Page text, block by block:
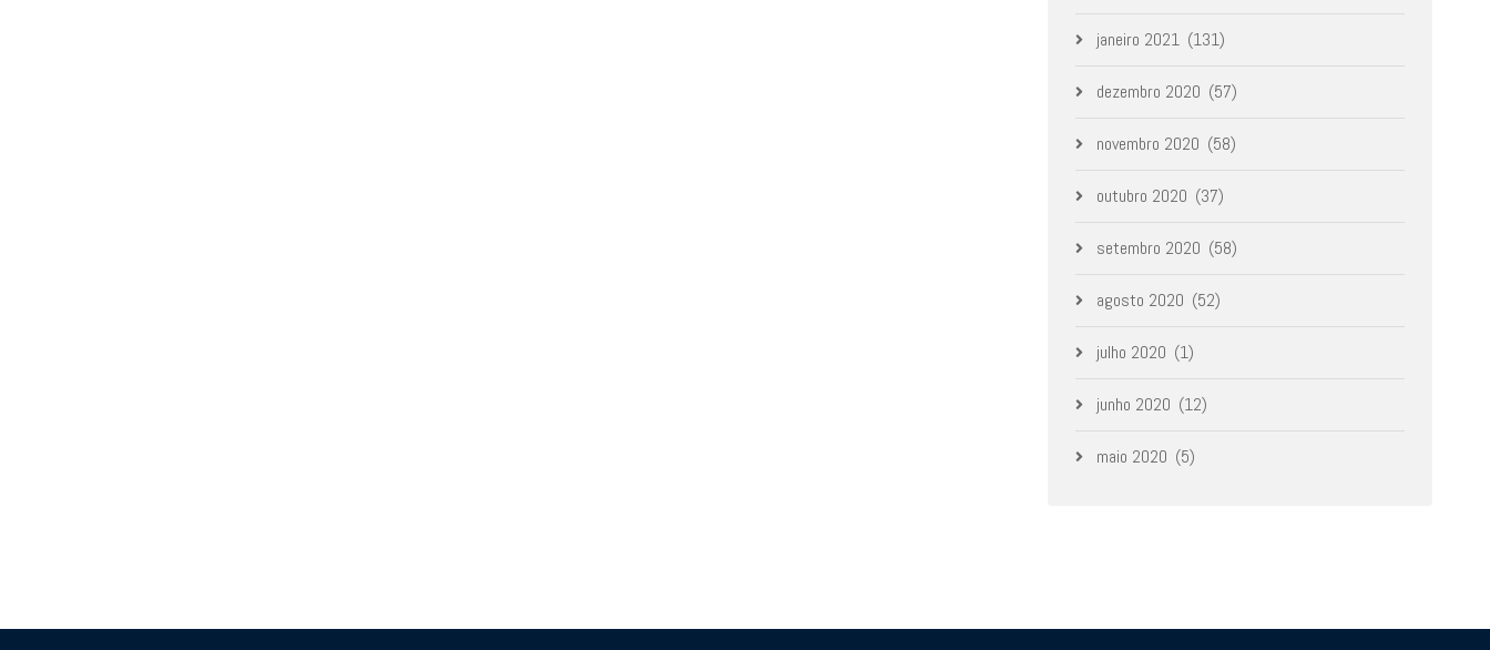
janeiro 2021 (131)
dezembro 2020 (57)
novembro 2020 (58)
outubro 2020 (37)
setembro 2020 (58)
agosto 2020 (52)
julho 2020 (1)
junho 2020 (12)
maio 2020 (5)